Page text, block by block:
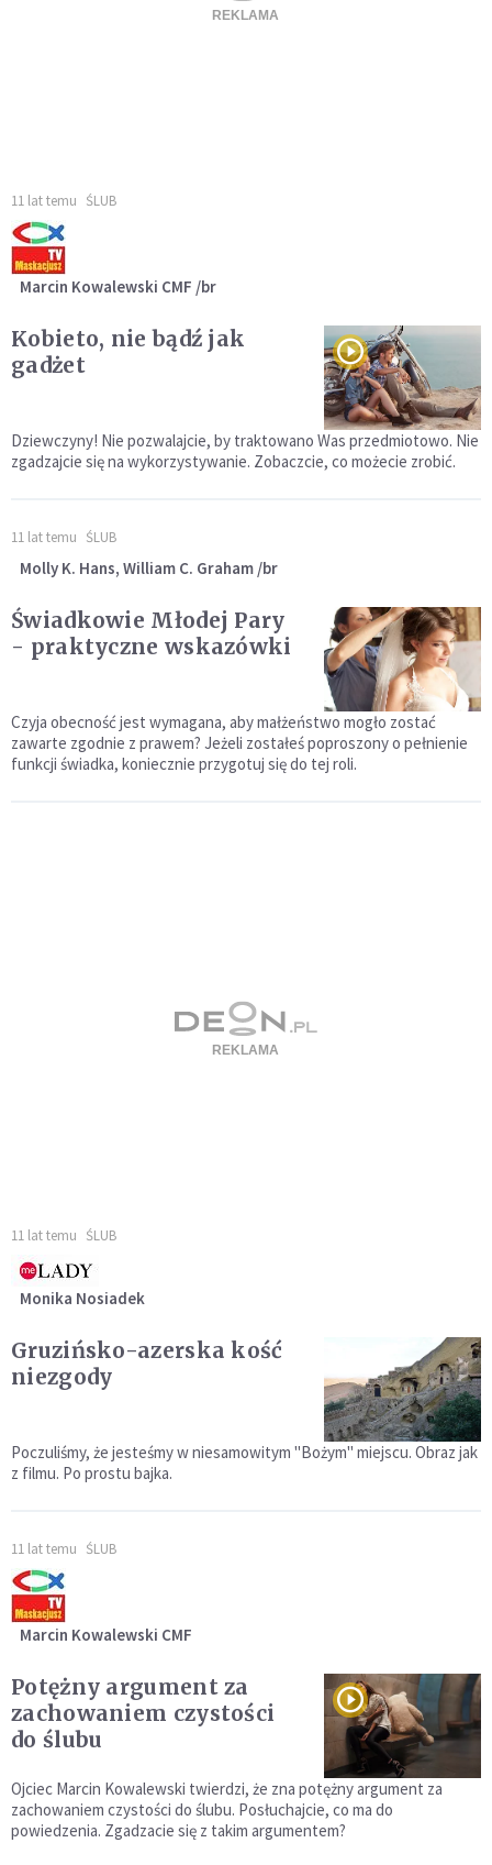
11 lat temu ŚLUB
Marcin Kowalewski CMF /br
Kobieto, nie bądź jak
gadżet
Dziewczyny! Nie pozwalajcie, by traktowano Was przedmiotowo. Nie
zgadzajcie się na wykorzystywanie. Zobaczcie, co możecie zrobić.
11 lat temu ŚLUB
Molly K. Hans, William C. Graham /br
Świadkowie Młodej Pary
- praktyczne wskazówki
Czyja obecność jest wymagana, aby małżeństwo mogło zostać
zawarte zgodnie z prawem? Jeżeli zostałeś poproszony o pełnienie
funkcji świadka, koniecznie przygotuj się do tej roli.
11 lat temu ŚLUB
Monika Nosiadek
Gruzińsko-azerska kość
niezgody
Poczuliśmy, że jesteśmy w niesamowitym "Bożym" miejscu. Obraz jak
z filmu. Po prostu bajka.
11 lat temu ŚLUB
Marcin Kowalewski CMF
Potężny argument za
zachowaniem czystości
do ślubu
Ojciec Marcin Kowalewski twierdzi, że zna potężny argument za
zachowaniem czystości do ślubu. Posłuchajcie, co ma do
powiedzenia. Zgadzacie się z takim argumentem?